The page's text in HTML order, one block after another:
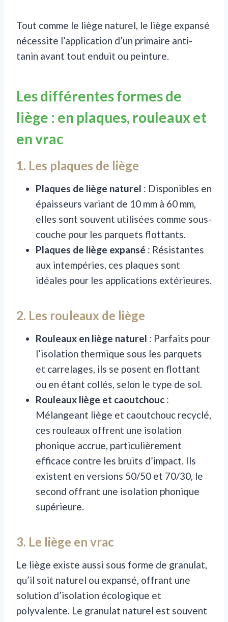
Tout comme le liège naturel, le liège expansé
nécessite l’application d’un primaire anti-
tanin avant tout enduit ou peinture.
Les différentes formes de
liège : en plaques, rouleaux et
en vrac
1. Les plaques de liège
Plaques de liège naturel : Disponibles en
épaisseurs variant de 10 mm à 60 mm,
elles sont souvent utilisées comme sous-
couche pour les parquets flottants.
Plaques de liège expansé : Résistantes
aux intempéries, ces plaques sont
idéales pour les applications extérieures.
2. Les rouleaux de liège
Rouleaux en liège naturel : Parfaits pour
l’isolation thermique sous les parquets
et carrelages, ils se posent en flottant
ou en étant collés, selon le type de sol.
Rouleaux liège et caoutchouc :
Mélangeant liège et caoutchouc recyclé,
ces rouleaux offrent une isolation
phonique accrue, particulièrement
efficace contre les bruits d’impact. Ils
existent en versions 50/50 et 70/30, le
second offrant une isolation phonique
supérieure.
3. Le liège en vrac
Le liège existe aussi sous forme de granulat,
qu’il soit naturel ou expansé, offrant une
solution d’isolation écologique et
polyvalente. Le granulat naturel est souvent